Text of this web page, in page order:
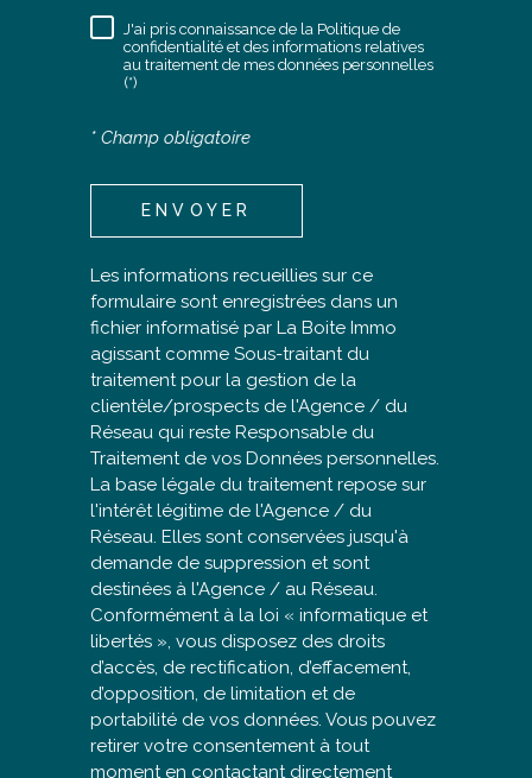
RÈGLEMENTATION
J'ai pris connaissance de la Politique de
confidentialité et des informations relatives
au traitement de mes données personnelles
(*)
* Champ obligatoire
ENVOYER
Les informations recueillies sur ce
formulaire sont enregistrées dans un
fichier informatisé par La Boite Immo
agissant comme Sous-traitant du
traitement pour la gestion de la
clientèle/prospects de l'Agence / du
Réseau qui reste Responsable du
Traitement de vos Données personnelles.
La base légale du traitement repose sur
l'intérêt légitime de l'Agence / du
Réseau. Elles sont conservées jusqu'à
demande de suppression et sont
destinées à l'Agence / au Réseau.
Conformément à la loi « informatique et
libertés », vous disposez des droits
d’accès, de rectification, d’effacement,
d’opposition, de limitation et de
portabilité de vos données. Vous pouvez
retirer votre consentement à tout
moment en contactant directement